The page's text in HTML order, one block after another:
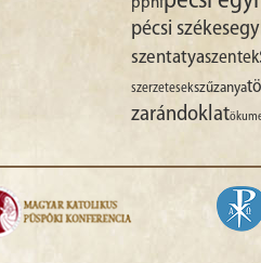
pécsi
szentatyaszentek
szerzetesekszűzanya
zarándoklat